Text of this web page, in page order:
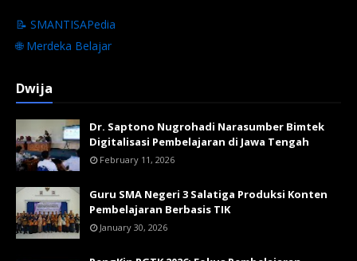
📝 SMANTISAPedia
🌐 Merdeka Belajar
Dwija
Dr. Saptono Nugrohadi Narasumber Bimtek
Digitalisasi Pembelajaran di Jawa Tengah
February 11, 2026
Guru SMA Negeri 3 Salatiga Produksi Konten
Pembelajaran Berbasis TIK
January 30, 2026